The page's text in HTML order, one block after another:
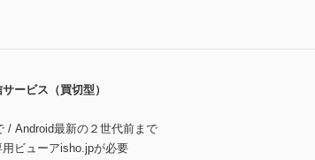
ービス（買切型）
/ Android最新の２世代前まで
ビューアisho.jpが必要